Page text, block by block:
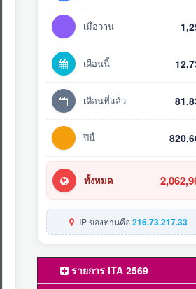
เมื่อวาน
เดือนนี้
เดือนที่แล้ว
ปีนี้
ทั้งหมด
IP ของท่านคือ216.73.217.33
รายการ ITA 2569